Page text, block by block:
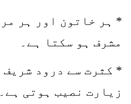
* ہر خاتون اور ہر
مشرف ہو سکتا ہے۔
* کثرت سے درود
زیارت نصیب ہوتی ہے۔